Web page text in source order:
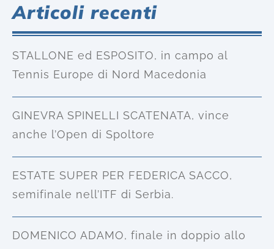
Articoli recenti
STALLONE ed ESPOSITO, in campo al
Tennis Europe di Nord Macedonia
GINEVRA SPINELLI SCATENATA, vince
anche l’Open di Spoltore
ESTATE SUPER PER FEDERICA SACCO,
semifinale nell’ITF di Serbia.
DOMENICO ADAMO, finale in doppio allo